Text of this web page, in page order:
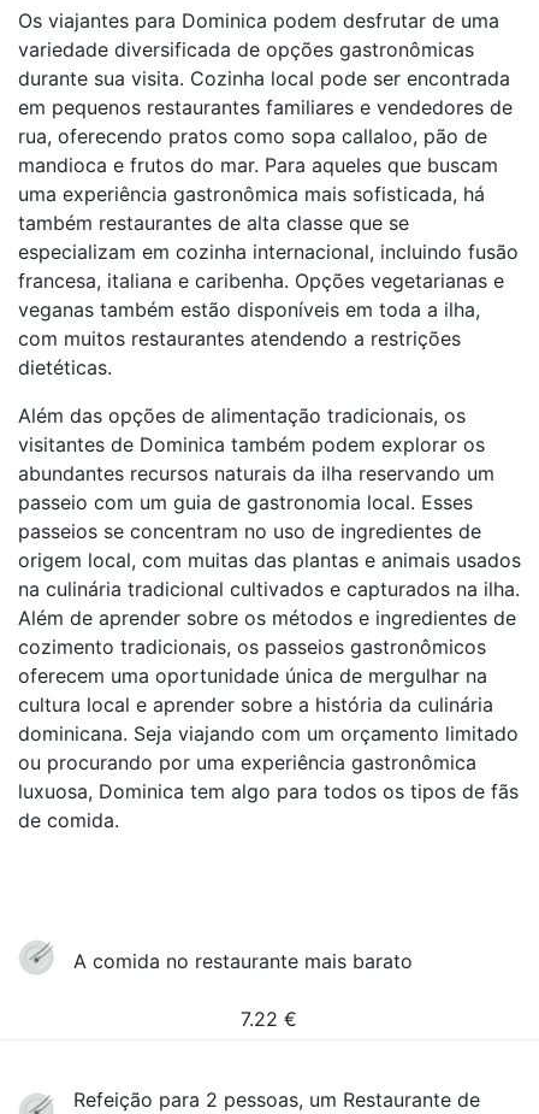
Os viajantes para Dominica podem desfrutar de uma
variedade diversificada de opções gastronômicas
durante sua visita. Cozinha local pode ser encontrada
em pequenos restaurantes familiares e vendedores de
rua, oferecendo pratos como sopa callaloo, pão de
mandioca e frutos do mar. Para aqueles que buscam
uma experiência gastronômica mais sofisticada, há
também restaurantes de alta classe que se
especializam em cozinha internacional, incluindo fusão
francesa, italiana e caribenha. Opções vegetarianas e
veganas também estão disponíveis em toda a ilha,
com muitos restaurantes atendendo a restrições
dietéticas.
Além das opções de alimentação tradicionais, os
visitantes de Dominica também podem explorar os
abundantes recursos naturais da ilha reservando um
passeio com um guia de gastronomia local. Esses
passeios se concentram no uso de ingredientes de
origem local, com muitas das plantas e animais usados
na culinária tradicional cultivados e capturados na ilha.
Além de aprender sobre os métodos e ingredientes de
cozimento tradicionais, os passeios gastronômicos
oferecem uma oportunidade única de mergulhar na
cultura local e aprender sobre a história da culinária
dominicana. Seja viajando com um orçamento limitado
ou procurando por uma experiência gastronômica
luxuosa, Dominica tem algo para todos os tipos de fãs
de comida.
A comida no restaurante mais barato
7.22 €
Refeição para 2 pessoas, um Restaurante de